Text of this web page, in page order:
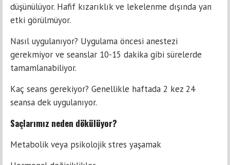
düşünülüyor. Hafif kızarıklık ve lekelenme dışında yan
etki görülmüyor.
Nasıl uygulanıyor? Uygulama öncesi anestezi
gerekmiyor ve seanslar 10-15 dakika gibi sürelerde
tamamlanabiliyor.
Kaç seans gerekiyor? Genellikle haftada 2 kez 24
seansa dek uygulanıyor.
Saçlarımız neden dökülüyor?
Metabolik veya psikolojik stres yaşamak